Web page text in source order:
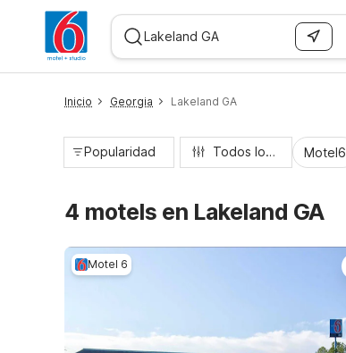
Inicio Georgia Lakeland GA
Popularidad Todos los filtros Motel6
4 motels en Lakeland GA
Motel 6